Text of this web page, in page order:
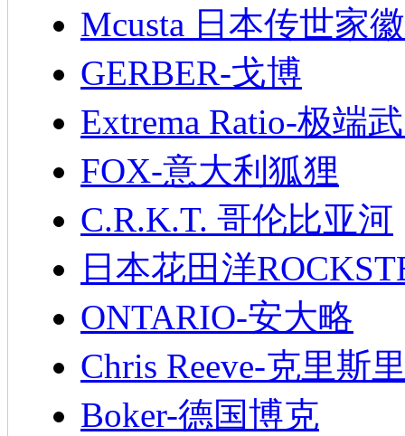
Mcusta 日本传世家徽
GERBER-戈博
Extrema Ratio-极端
FOX-意大利狐狸
C.R.K.T. 哥伦比亚河
日本花田洋
ONTARIO-安大略
Chris Reeve-克里斯
Boker-德国博克